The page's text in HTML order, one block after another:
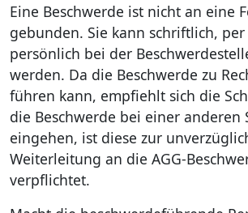
Eine Beschwerde ist nicht an eine
gebunden. Sie kann schriftlich,
persönlich bei der
werden. Da die Beschwerde zu
führen kann, empfiehlt sich die
die Beschwerde bei einer anderen
eingehen, ist diese zur
Weiterleitung an die AGG-
verpflichtet.